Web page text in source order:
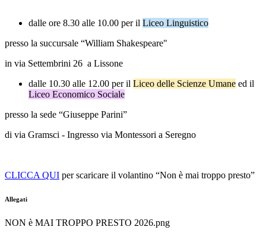
dalle ore 8.30 alle 10.00 per il Liceo Linguistico
presso la succursale “William Shakespeare"
in via Settembrini 26 a Lissone
dalle 10.30 alle 12.00 per il Liceo delle Scienze Umane ed il
Liceo Economico Sociale
presso la sede “Giuseppe Parini”
di via Gramsci - Ingresso via Montessori a Seregno
CLICCA QUI per scaricare il volantino “Non è mai troppo presto”
Allegati
NON è MAI TROPPO PRESTO 2026.png